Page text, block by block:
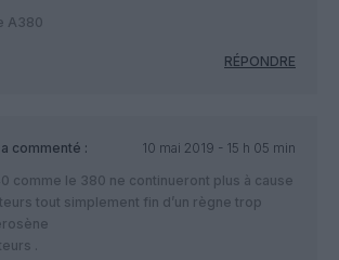
A380
RÉPONDRE
a commenté :
10 mai 2019 - 15 h 05 min
comme le 380 ne continueront plus à cause
tout simplement fin d’un règne trop
.